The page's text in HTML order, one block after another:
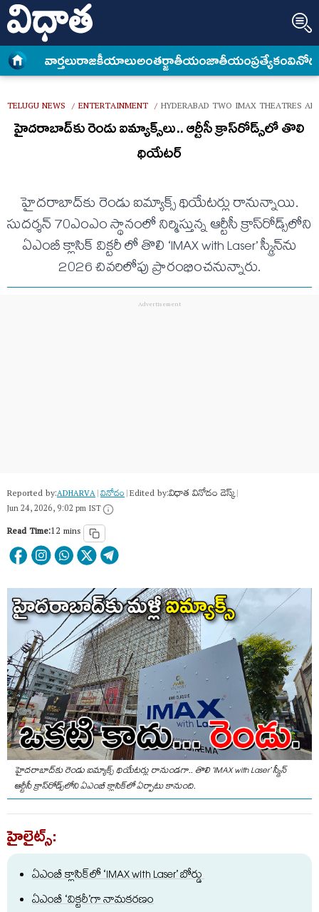
వార్త‌లురాజకీయాలుఅంత‌ర్జాతీయంజాతీయంప్రత్యేకం
TELUGU NEWS / ENTERTAINMENT / HYDERABAD TWO IMAX THEATRES
హైదరాబాద్‌కు రెండు ఐమ్యాక్స్‌లు.. ఆర్టీసీ క్రాస్​రోడ్స్​లో తొలి
థియేటర్​
హైదరాబాద్‌కు రెండు ఐమ్యాక్స్‌ థియేటర్లు రానున్నాయి.
సుదర్శన్‌ 70ఎంఎం స్థానంలో నిర్మిస్తున్న ఆర్టీసీ క్రాస్‌రోడ్స్‌లోని
ఏఎంబీ క్లాసిక్‌ విక్టరీ లో తొలి ‘IMAX with Laser’ స్క్రీన్‌ను
2026 చివరిలోపు ప్రారంభించనున్నారు.
Reported by:ADHARVA|వినోదం|Edited by:విధాత వినోదం డెస్క్|
Jun 24, 2026, 9:02 pm IST
Read Time:12 mins
హైదరాబాద్‌కు రెండు ఐమ్యాక్స్‌ థియేటర్లు రానుండగా.. తొలి ‘IMAX with Laser’ స్క్రీన్‌
ఆర్టీసీ క్రాస్‌రోడ్స్‌లోని ఏఎంబీ క్లాసిక్‌లో ఏర్పాటు కానుంది.
హైలైట్స్:
ఏఎంబీ క్లాసిక్‌లో ‘IMAX with Laser’ బోర్డు
ఏఎంబీ ‘విక్టరీ’గా నామకరణం